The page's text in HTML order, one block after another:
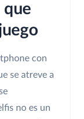
que
con
se atreve a
no es un